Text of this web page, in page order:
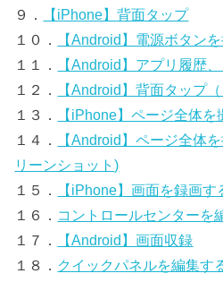
９．
【iPhone】背面タップ
１０．
【Android】電源ボタン
１１．
【Android】アプリ履歴
１２．
【Android】背面タップ
１３．
【iPhone】ページ全体を
１４．
【Android】ページ全体
リーンショット)
１５．
【iPhone】画面を録画す
１６． コントロールセンターを
１７．
【Android】画面収録
１８． クイックパネルを編集す